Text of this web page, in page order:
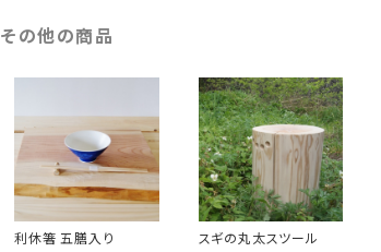
その他の商品
利休箸 五膳入り スギの丸太スツール